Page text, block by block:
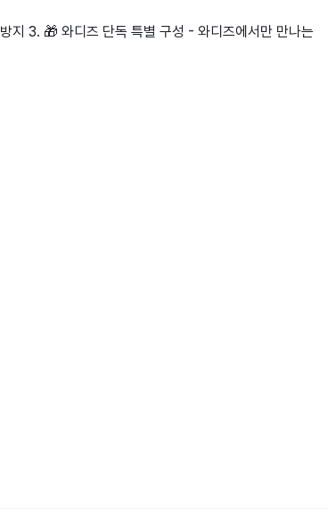
지 3. 🎁 와디즈 단독 특별 구성 - 와디즈에서만 만나는